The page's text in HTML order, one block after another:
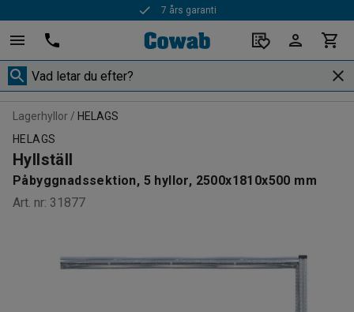
7 års garanti
Lagerhyllor
HELAGS
HELAGS
Hyllställ
Påbyggnadssektion, 5 hyllor, 2500x1810x500 mm
Art. nr: 31877